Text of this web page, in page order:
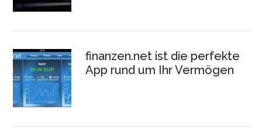
finanzen.net ist die perfekte
App rund um Ihr Vermögen